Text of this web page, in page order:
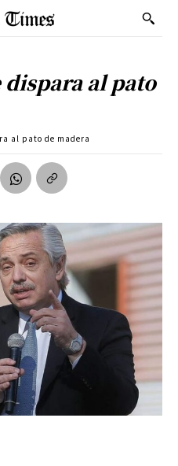
al pato
al pato de madera